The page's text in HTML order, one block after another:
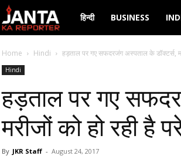
Janta
Ka
हिन्दी BUSINESS
Home Hindi हड़ताल पर गए सफदरजंग अस्पताल के डॉक्टर्स,
Hindi
हड़ताल पर गए
मरीजों को हो रही है
By JKR Staff - August 24, 2017